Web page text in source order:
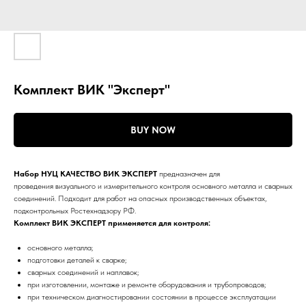
Комплект ВИК "Эксперт"
BUY NOW
Набор НУЦ КАЧЕСТВО ВИК ЭКСПЕРТ предназначен для
проведения визуального и измерительного контроля основного металла и сварных
соединений. Подходит для работ на опасных производственных объектах,
подконтрольных Ростехнадзору РФ.
Комплект ВИК ЭКСПЕРТ применяется для контроля:
основного металла;
подготовки деталей к сварке;
сварных соединений и наплавок;
при изготовлении, монтаже и ремонте оборудования и трубопроводов;
при техническом диагностировании состоянии в процессе эксплуатации